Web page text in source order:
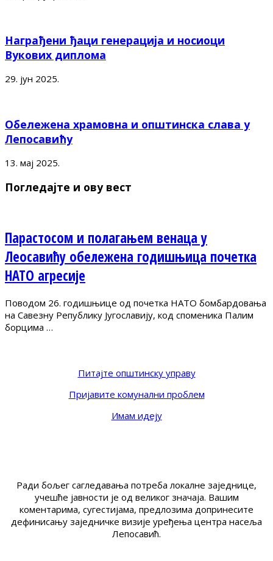
Награђени ђаци генерација и носиоци
Вукових диплома
29. јун 2025.
Обележена храмовна и општинска слава у
Лепосавићу
13. мај 2025.
Погледајте и ову вест
Парастосом и полагањем венаца у
Леосавићу обележена годишњица почетка
НАТО агресије
Поводом 26. годишњице од почетка НАТО бомбардовања
на Савезну Републику Југославију, код споменика Палим
борцима …
Питајте општинску управу
Пријавите комунални проблем
Имам идеју
Ради бољег сагледавања потреба локалне заједнице,
учешће јавности је од великог значаја. Вашим
коментарима, сугестијама, предлозима допринесите
дефинисању заједничке визије уређења центра насеља
Лепосавић.